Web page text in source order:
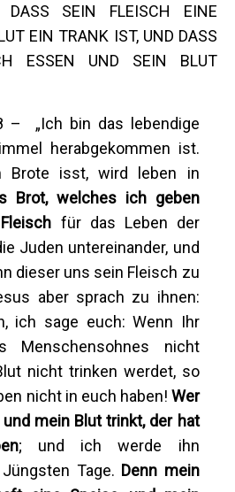
DASS SEIN FLEISCH EINE
EIN TRANK IST, UND DASS
ESSEN UND SEIN BLUT
– „Ich bin das lebendige
herabgekommen ist.
Brote isst, wird leben in
Brot, welches ich geben
für das Leben der
Juden untereinander, und
dieser uns sein Fleisch zu
aber sprach zu ihnen:
ich sage euch: Wenn Ihr
Menschensohnes nicht
nicht trinken werdet, so
nicht in euch haben! Wer
mein Blut trinkt, der hat
; und ich werde ihn
Tage. Denn mein